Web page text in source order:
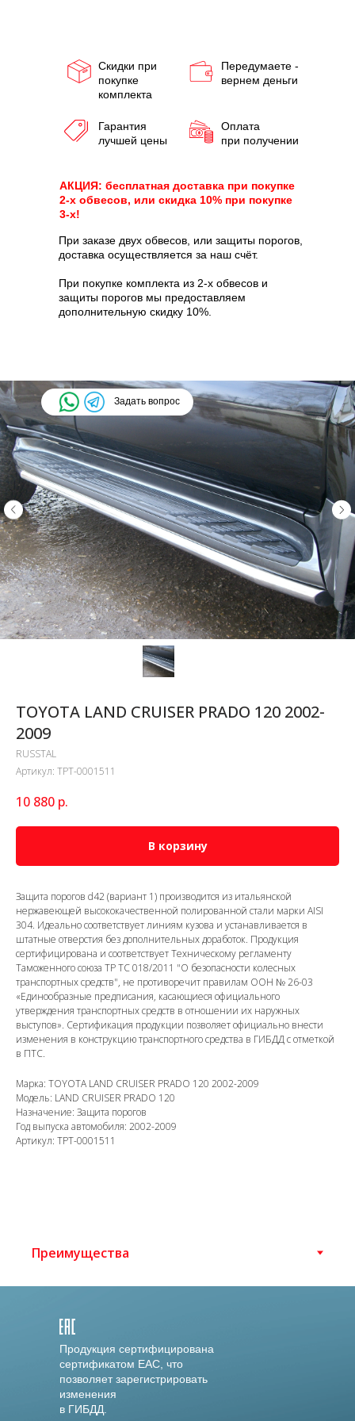
Скидки при
покупке
комплекта
Передумаете -
вернем деньги
Гарантия
лучшей цены
Оплата
при получении
АКЦИЯ: бесплатная доставка при покупке
2-х обвесов, или скидка 10% при покупке
3-х!
При заказе двух обвесов, или защиты порогов,
доставка осуществляется за наш счёт.
При покупке комплекта из 2-х обвесов и
защиты порогов мы предоставляем
дополнительную скидку 10%.
Задать вопрос
TOYOTA LAND CRUISER PRADO 120 2002-
2009
RUSSTAL
Артикул: TPT-0001511
10 880 р.
В корзину
Защита порогов d42 (вариант 1) производится из итальянской
нержавеющей высококачественной полированной стали марки AISI
304. Идеально соответствует линиям кузова и устанавливается в
штатные отверстия без дополнительных доработок. Продукция
сертифицирована и соответствует Техническому регламенту
Таможенного союза ТР ТС 018/2011 "О безопасности колесных
транспортных средств", не противоречит правилам ООН № 26-03
«Единообразные предписания, касающиеся официального
утверждения транспортных средств в отношении их наружных
выступов». Сертификация продукции позволяет официально внести
изменения в конструкцию транспортного средства в ГИБДД с отметкой
в ПТС.
Марка: TOYOTA LAND CRUISER PRADO 120 2002-2009
Модель: LAND CRUISER PRADO 120
Назначение: Защита порогов
Год выпуска автомобиля: 2002-2009
Артикул: TPT-0001511
Продукция сертифицирована
сертификатом EAC, что
позволяет зарегистрировать
изменения
в ГИБДД.